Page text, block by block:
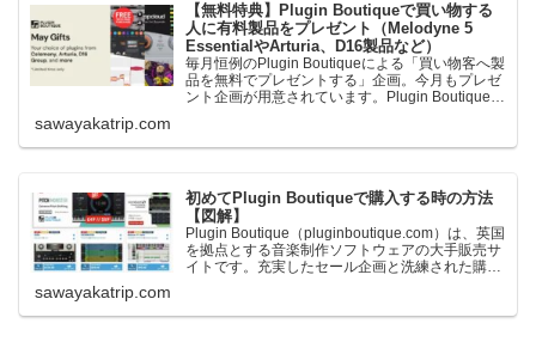
【無料特典】Plugin Boutiqueで買い物する
人に有料製品をプレゼント（Melodyne 5
EssentialやArturia、D16製品など）
毎月恒例のPlugin Boutiqueによる「買い物客へ製
品を無料でプレゼントする」企画。今月もプレゼ
ント企画が用意されています。Plugin Boutiqueで
ます。＊無料配布終了予定日：日本時間：
sawayakatrip.com
初めてPlugin Boutiqueで購入する時の方法
【図解】
Plugin Boutique（pluginboutique.com）は、英国
を拠点とする音楽制作ソフトウェアの大手販売サ
イトです。充実したセール企画と洗練された購入
に知っておきたいこと価格表示に…
sawayakatrip.com